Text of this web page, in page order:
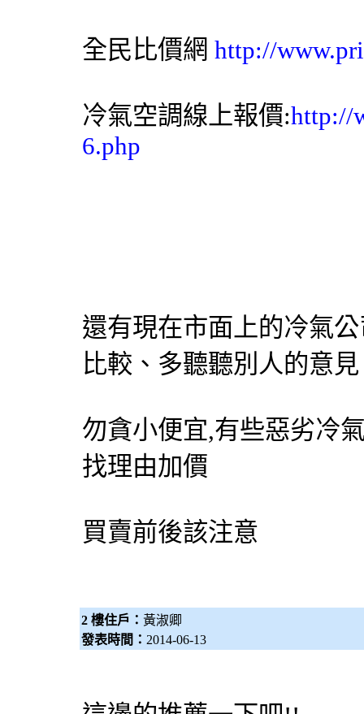
全民比價網 http://
冷氣空調線上報價:http://
6.php
還有現在市面上的冷氣
比較、多聽聽別人的意見
勿貪小便宜,有些惡劣冷
找理由加價
買賣前後該注意
2 樓住戶： 黃淑卿
發表時間： 2014-06-13